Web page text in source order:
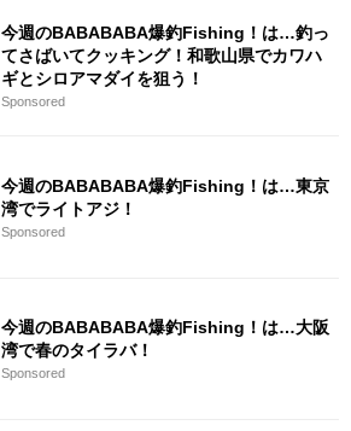
今週のBABABABA爆釣Fishing！は…釣っ
てさばいてクッキング！和歌山県でカワハ
ギとシロアマダイを狙う！
Sponsored
今週のBABABABA爆釣Fishing！は…東京
湾でライトアジ！
Sponsored
今週のBABABABA爆釣Fishing！は…大阪
湾で春のタイラバ！
Sponsored